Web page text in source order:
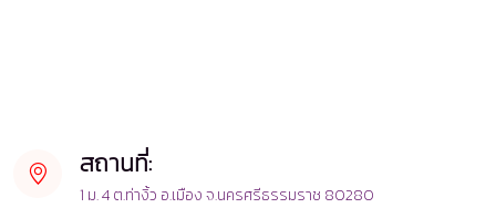
สถานที่:
1 ม. 4 ต.ท่างิ้ว อ.เมือง จ.นครศรีธรรมราช 80280